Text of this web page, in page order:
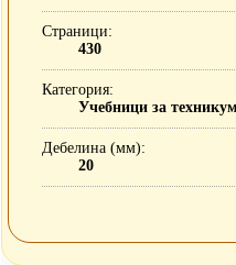
Страници
430
Категория
Учебници за
Дебелина (мм)
20